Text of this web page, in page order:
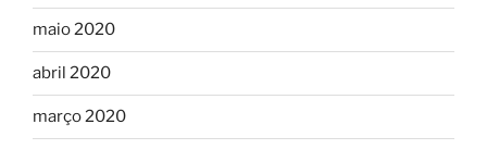
maio 2020
abril 2020
março 2020